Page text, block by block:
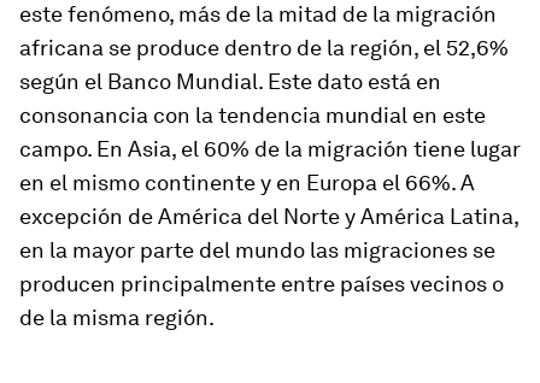
este fenómeno, más de la mitad de la migración
africana se produce dentro de la región, el 52,6%
según el Banco Mundial. Este dato está en
consonancia con la tendencia mundial en este
campo. En Asia, el 60% de la migración tiene lugar
en el mismo continente y en Europa el 66%. A
excepción de América del Norte y América Latina,
en la mayor parte del mundo las migraciones se
producen principalmente entre países vecinos o
de la misma región.